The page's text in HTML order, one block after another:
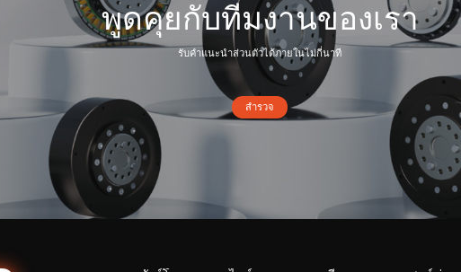
พูดคุยกับทีมงานของเรา
รับคำแนะนำส่วนตัวได้ภายในไม่กี่นาที
สำรวจ